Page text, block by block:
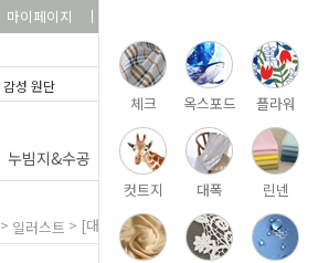
체크 옥스포드 플라워
컷트지 대폭 린넨
마이페이지
누빔지&수공 DIY&패키지 부자재
> 일러스트 > [대폭]방수천209-프란시스